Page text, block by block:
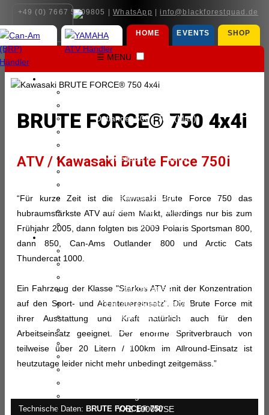
+49 (0) 7667 5909805 |WhatsApp |info@blackforestquad.de
HOME EVENTS SHOP
☰ MENU
Outlander 500 - 700 (Max)
Renegade 650 - 1000
Maverick R (Max)
Traxter HD5 - HD10
Traxter HD11 (Max)
YFM 700R/SE
YFM 700 (Super Rallye)
Kodiak 450 EPS/SE
Kodiak 700 EPS/SE
Wolverine X4 (X2)
YXZ 1000R/SE
BRUTE FORCE® 750 4x4i
ATV / Kawasaki Brute Force 750i
“Für kurze Zeit ist die Kawasaki Brute Force 750 das
hubraumstärkste ATV auf dem Markt, allerdings nur bis zum
Frühjahr 2005, dann folgten bis 2009 Polaris Sportsman 800,
dann 850, Can-Ams Outlander 800 und Arctic Cats
Thundercat 1000.
Ein Fahrzeug der Klasse "Starkes ATV mit der Konzentration
auf den Sport- und Abenteuereinsatz". Die Brute Force mit
ihrer Ausstattung und Kraft natürlich auch für den
Arbeitseinsatz geeignet. Der enorme Spritverbrauch von
teilweise über 20 Litern / 100km im Allround-Einsatz ist
heutzutage leider nicht mehr unbedingt zeitgemäss.”
Technische Daten: BRUTE FORCE® 750